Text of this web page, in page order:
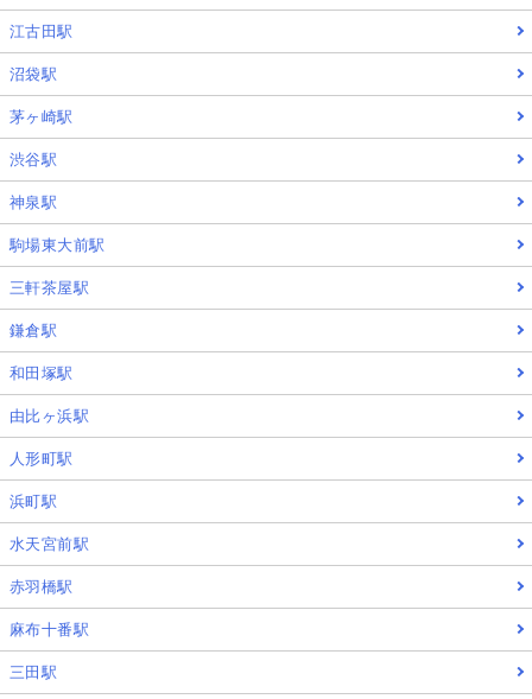
江古田駅
沼袋駅
茅ヶ崎駅
渋谷駅
神泉駅
駒場東大前駅
三軒茶屋駅
鎌倉駅
和田塚駅
由比ヶ浜駅
人形町駅
浜町駅
水天宮前駅
赤羽橋駅
麻布十番駅
三田駅